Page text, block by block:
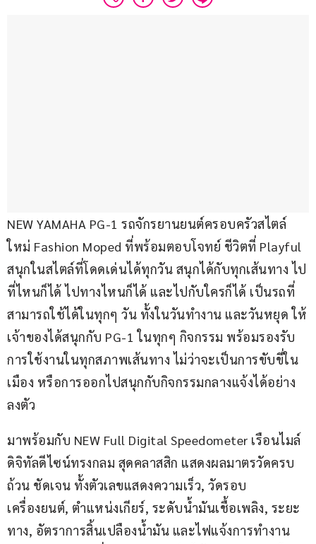
NEW YAMAHA PG-1 รถจักรยานยนต์ครอบครัวสไตล์
ใหม่ Fashion Moped ที่พร้อมตอบโจทย์ ชีวิตที่ Playful
สนุกในสไตล์ที่โดดเด่นได้ทุกวัน สนุกได้กับทุกเส้นทาง ไป
ที่ไหนก็ได้ ไปทางไหนก็ได้ และไปกับใครก็ได้ เป็นรถที่
สามารถใช้ได้ในทุกๆ วัน ทั้งในวันทำงาน และวันหยุด ให้
เจ้าของได้สนุกกับ PG-1 ในทุกๆ กิจกรรม พร้อมรองรับ
การใช้งานในทุกสภาพเส้นทาง ไม่ว่าจะเป็นการขับขี่ใน
เมือง หรือการออกไปสนุกกับกิจกรรมกลางแจ้งได้อย่าง
ลงตัว
มาพร้อมกับ NEW Full Digital Speedometer เรือนไมล์
ดิจิทัลดีไซน์ทรงกลม สุดคลาสสิก แสดงผลมาตรวัดครบ
ถ้วน ชัดเจน ทั้งตัวเลขแสดงความเร็ว, วัดรอบ
เครื่องยนต์, ตำแหน่งเกียร์, ระดับน้ำมันเชื้อเพลิง, ระยะ
ทาง, อัตราการสิ้นเปลืองน้ำมัน และไฟแจ้งการทำงาน